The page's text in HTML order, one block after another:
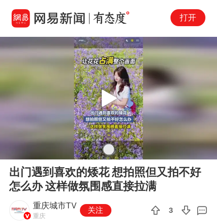
打开
Play
出门遇到喜欢的矮花 想拍照但又拍不好
怎么办 这样做氛围感直接拉满
重庆城市TV
重庆
关注 3